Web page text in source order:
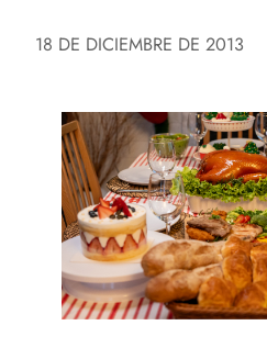
18 DE DICIEMBRE DE 2013